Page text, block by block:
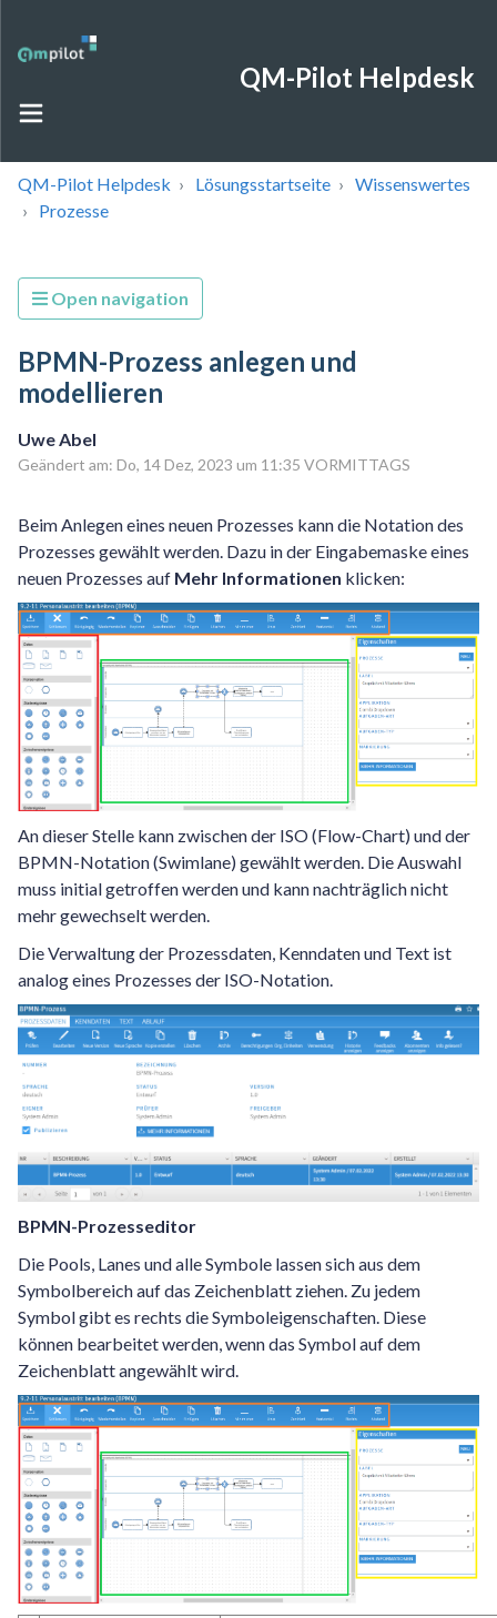
QM-Pilot Helpdesk
QM-Pilot Helpdesk Lösungsstartseite
Wissenswertes
Prozesse
Open navigation
BPMN-Prozess anlegen und
modellieren
Uwe Abel
Geändert am: Do, 14 Dez, 2023 um 11:35 VORMITTAGS
Beim Anlegen eines neuen Prozesses kann die Notation des
Prozesses gewählt werden. Dazu in der Eingabemaske eines
neuen Prozesses auf Mehr Informationen klicken:
An dieser Stelle kann zwischen der ISO (Flow-Chart) und der
BPMN-Notation (Swimlane) gewählt werden. Die Auswahl
muss initial getroffen werden und kann nachträglich nicht
mehr gewechselt werden.
Die Verwaltung der Prozessdaten, Kenndaten und Text ist
analog eines Prozesses der ISO-Notation.
BPMN-Prozesseditor
Die Pools, Lanes und alle Symbole lassen sich aus dem
Symbolbereich auf das Zeichenblatt ziehen. Zu jedem
Symbol gibt es rechts die Symboleigenschaften. Diese
können bearbeitet werden, wenn das Symbol auf dem
Zeichenblatt angewählt wird.